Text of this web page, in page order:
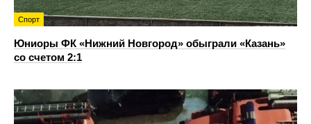
Спорт
Юниоры ФК «Нижний Новгород» обыграли «Казань»
со счетом 2:1